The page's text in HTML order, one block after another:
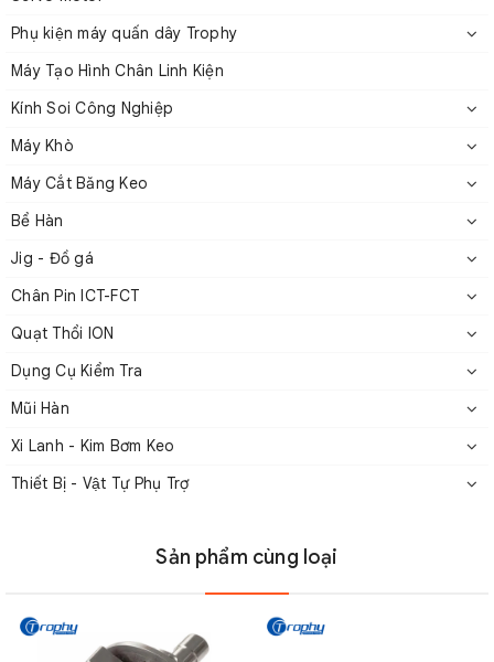
năng lượng và sẵn sàng để sử dụng ngay lập tức mà
không phụ thuộc vào nguồn điện.
✅Nhẹ và di động:Với thiết kế cực kỳ nhẹ và di động,
máy dễ dàng được mang theo và vận hành ở bất cứ
đâu, tối ưu hóa sự linh hoạt trong công việc.
2. Thông số kỹ thuật
Phụ kiện máy quấn dây Trophy
Máy Tạo Hình Chân Linh Kiện
Kính Soi Công Nghiệp
Máy Khò
Máy Cắt Băng Keo
Bể Hàn
Jig - Đồ gá
Chân Pin ICT-FCT
Quạt Thổi ION
Dụng Cụ Kiểm Tra
Mũi Hàn
Xi Lanh - Kim Bơm Keo
Thiết Bị - Vật Tự Phụ Trợ
Sản phẩm cùng loại